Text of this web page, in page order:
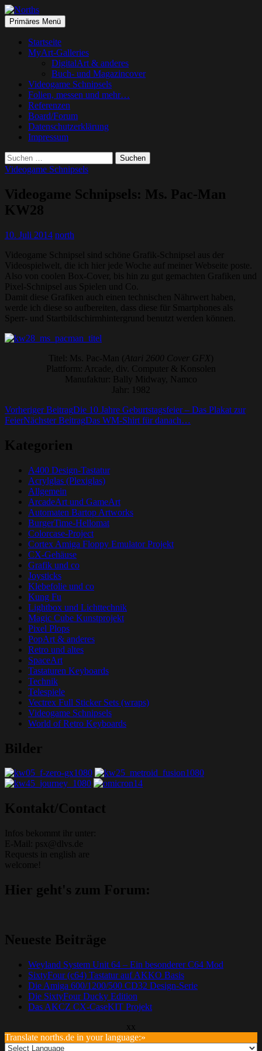
Norths
Suchen
Primäres Menü Springe
zum
Startseite
MyArt-Galleries
DigitalArt & anderes
Buch- und Magazincover
Videogame Schnipsels
Folien, messen und mehr…
Referenzen
Board/Forum
Datenschutzerklärung
Impressum
Suchen
nach:
Videogame Schnipsels
Videogame Schnipsels: Ms. Pac-Man
KW28
10. Juli 2014 north
Videogame Schnipsel sind schöne Grafik-Schnipsel aus der
Videospielwelt, die ich hier jede Woche auf meiner Webseite poste.
Also von coolen Box-Cover, bis hin zu gut gemachten Grafiken und
Pixel-Schnipsel aus Spielen und Co.
Damit diese Grafiken auch einen technischen Nährwert haben,
werde ich diese so aufbereiten, dass diese für Smartphones als
Sperr- und Startbildschirmhintergrund benutzt werden können.
Titel: Ms. Pac-Man ( Atari 2600 Cover GFX )
Plattform: Arcade, div. Computer & Konsolen
Manufaktur: Bally Midway, Namco
Jahr: 1982
Beitrags-
Navigation
Vorheriger BeitragDie 10 Jahre Geburtstagsfeier – Das Plakat zur
FeierNächster BeitragDas WM-Shirt für danach…
Kategorien
A400 Design-Tastatur
Acrylglas (Plexiglas)
Allgemein
ArcadeArt und GameArt
Automaten Bartop Artworks
BurgerTime-Hellomat
Colorcase-Project
Cortex Amiga Floppy Emulator Projekt
CX-Gehäuse
Grafik und co
Joysticks
Klebefolie und co
Kung Fu
Lightbox und Lichttechnik
Magic Cube Kunstprojekt
Pixel Plops
PopArt & anderes
Retro und altes
SpaceArt
Tastaturen Keyboards
Technik
Telespiele
Vectrex Full Sticker Sets (wraps)
Videogame Schnipsels
World of Retro Keyboards
Bilder
Kontakt/Contact
Infos bekommt ihr unter:
E-Mail: psx@dlvs.de
Requests in english are
welcome!
Hier geht's zum Forum:
Neueste Beiträge
Weyland System Unit 64 – Ein besonderer C64 Mod
SixtyFour (c64) Tastatur auf AKKO Basis
Die Amiga 600/1200/500 CD32 Design-Serie
Die SixtyFour Ducky Edition
Das AKCZ CX-CaseKIT Projekt
xx
Translate norths.de in your language:»